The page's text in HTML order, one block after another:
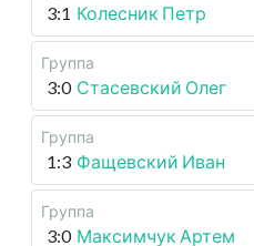
3:1 Колесник Петр
Группа
3:0 Стасевский Олег
Группа
1:3 Фащевский Иван
Группа
3:0 Максимчук Артем